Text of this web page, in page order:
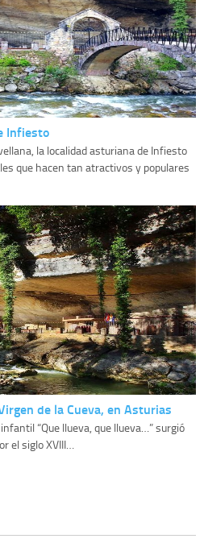
Infiesto
la localidad asturiana de Infiesto
que hacen tan atractivos y populares
de la Cueva, en Asturias
“Que llueva, que llueva…” surgió
el siglo XVIII…